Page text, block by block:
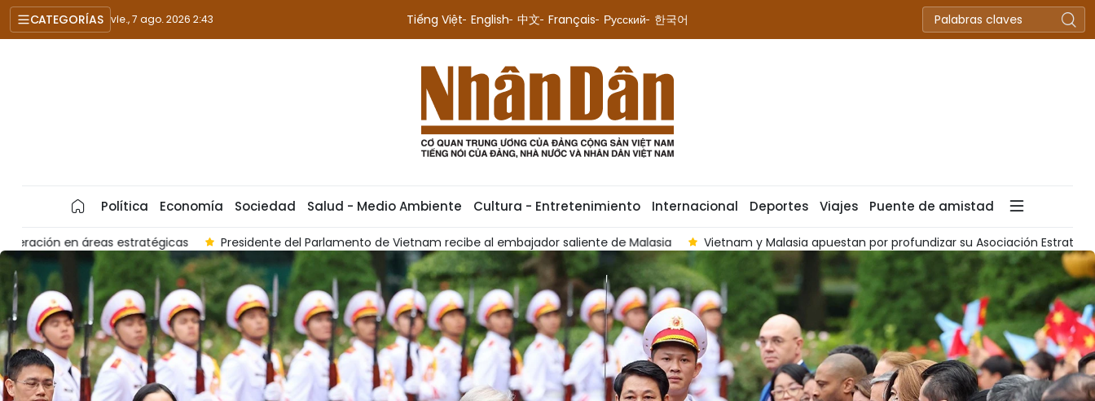
CATEGORÍAS vie., 7 ago. 2026 2:43 Tiếng Việt English 中文 Français Русский 한국어
Política Economía Sociedad Salud - Medio Ambiente Cultura - Entretenimiento Internacional Deportes Viajes Puente de amistad
Presidente del Parlamento de Vietnam recibe al embajador saliente de Malasia Vietnam y Malasia apuestan por profundizar su Asociación Estratégica Integral Vietnam y Tailandia